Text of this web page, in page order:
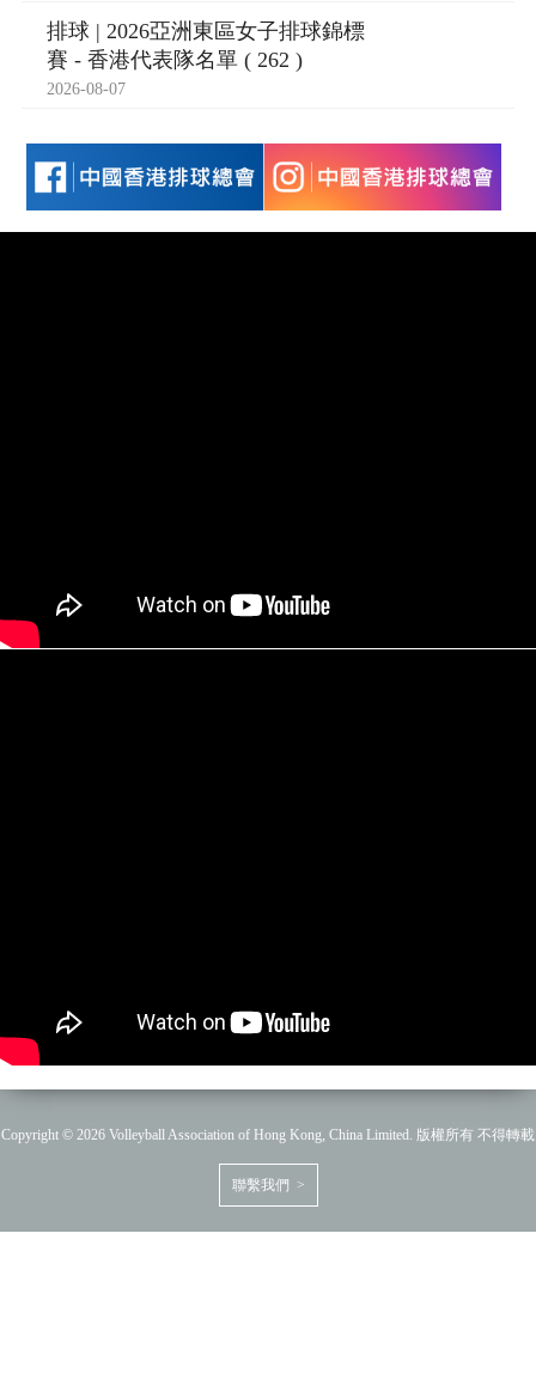
排球 | 2026亞洲東區女子排球錦標
賽 - 香港代表隊名單 ( 262 )
2026-08-07
Copyright © 2026 Volleyball Association of Hong Kong, China Limited. 版權所有 不得轉載
聯繫我們 >